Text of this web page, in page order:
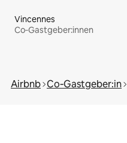
Vincennes
Co‑Gastgeber:innen
Airbnb Co‑Gastgeber:in